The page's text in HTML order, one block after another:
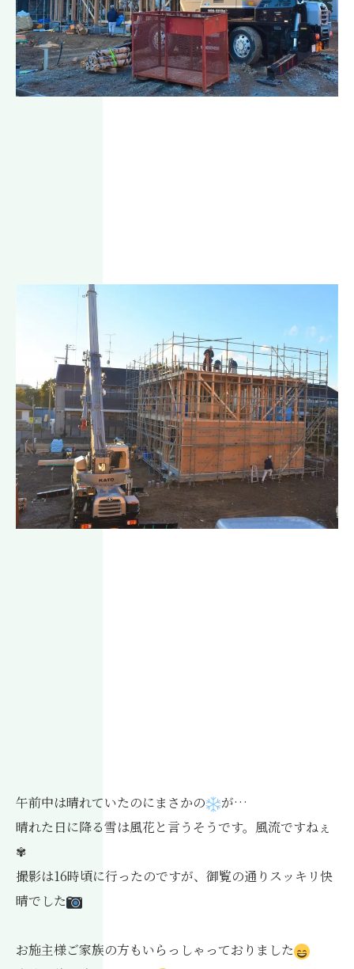
午前中は晴れていたのにまさかの
が…
晴れた日に降る雪は風花と言うそうです。風流ですねぇ
✾
撮影は16時頃に行ったのですが、御覧の通りスッキリ快
晴でした
お施主様ご家族の方もいらっしゃっておりました